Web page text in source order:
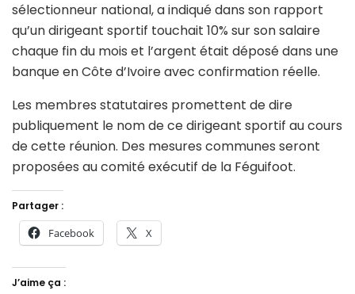
sélectionneur national, a indiqué dans son rapport
qu’un dirigeant sportif touchait 10% sur son salaire
chaque fin du mois et l’argent était déposé dans une
banque en Côte d’Ivoire avec confirmation réelle.
Les membres statutaires promettent de dire
publiquement le nom de ce dirigeant sportif au cours
de cette réunion. Des mesures communes seront
proposées au comité exécutif de la Féguifoot.
Partager :
Facebook X
J’aime ça :